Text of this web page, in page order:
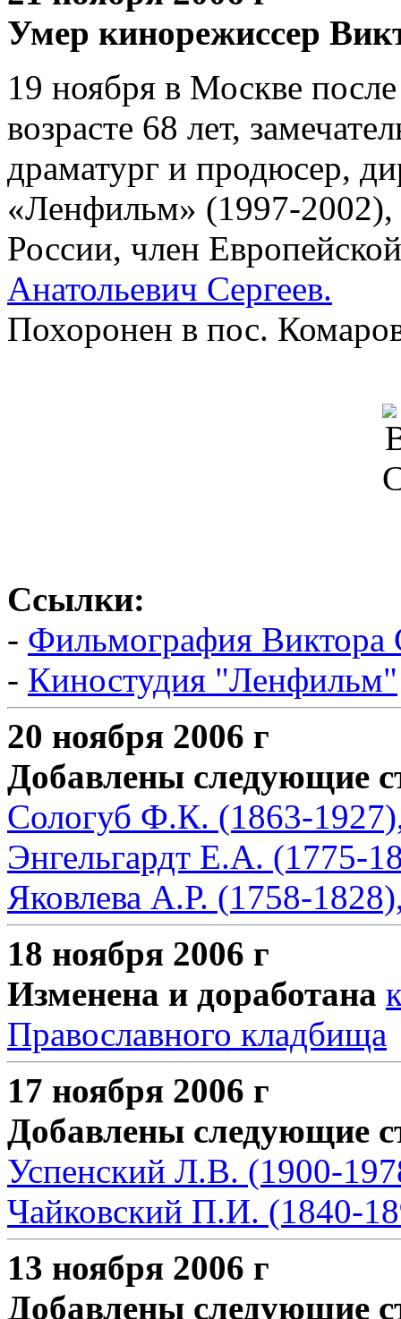
Умер кинорежиссер
19 ноября в Москве
возрасте 68 лет,
драматург и продюсер,
«Ленфильм» (1997-2002),
России, член
Анатольевич Сергеев.
Похоронен в пос.
Ссылки:
- Фильмография Виктора
- Киностудия "Ленфильм"
20 ноября 2006 г
Добавлены следующие
Сологуб Ф.К. (1863-1927),
Энгельгардт Е.А. (1775-
Яковлева А.Р. (1758-
18 ноября 2006 г
Изменена и доработана
Православного кладбища
17 ноября 2006 г
Добавлены следующие
Успенский Л.В. (1900-
Чайковский П.И. (1840-
13 ноября 2006 г
Добавлены следующие